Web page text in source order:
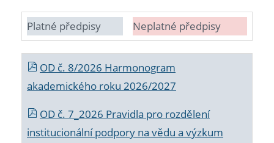
Platné předpisy Neplatné předpisy
OD č. 8/2026 Harmonogram
akademického roku 2026/2027
OD č. 7_2026 Pravidla pro rozdělení
institucionální podpory na vědu a výzkum